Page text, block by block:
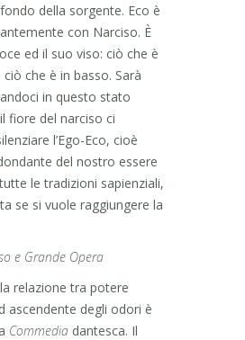
della sorgente. Eco è
con Narciso. È
ed il suo viso: ciò che è
che è in basso. Sarà
in questo stato
fiore del narciso ci
l’Ego-Eco, cioè
del nostro essere
le tradizioni sapienziali,
se si vuole raggiungere la
e Grande Opera
relazione tra potere
ascendente degli odori è
Commedia dantesca. Il